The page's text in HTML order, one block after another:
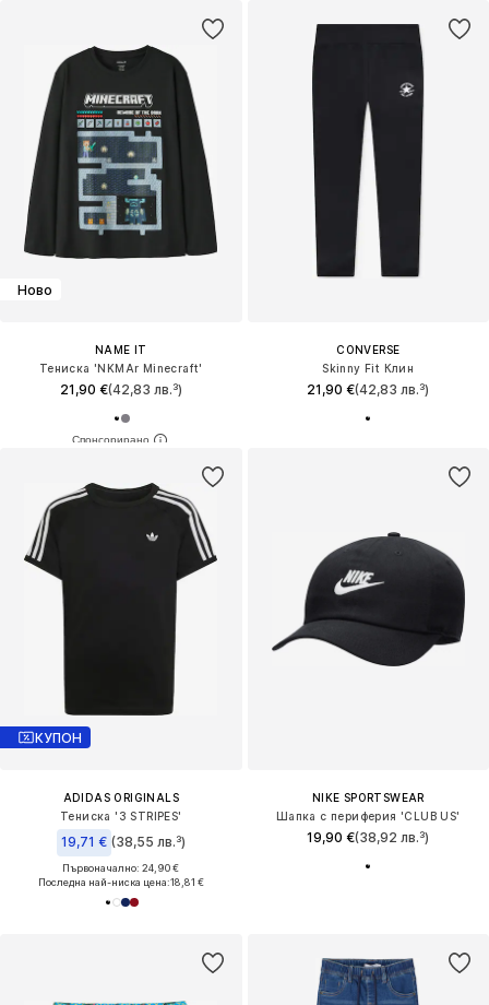
Ново
NAME IT
Тениска 'NKMAr Minecraft'
21,90 €(42,83 лв.³)
CONVERSE
Skinny Fit Клин
21,90 €(42,83 лв.³)
КУПОН
ADIDAS ORIGINALS
Тениска '3 STRIPES'
19,71 € (38,55 лв.³)
Първоначално: 24,90 €
Последна най-ниска цена:18,81 €
NIKE SPORTSWEAR
Шапка с периферия 'CLUB US'
19,90 €(38,92 лв.³)